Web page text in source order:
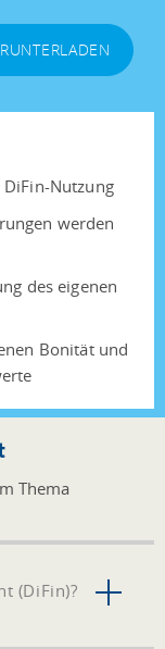
Nutzung
werden
des eigenen
Bonität und
Thema
(DiFin)?